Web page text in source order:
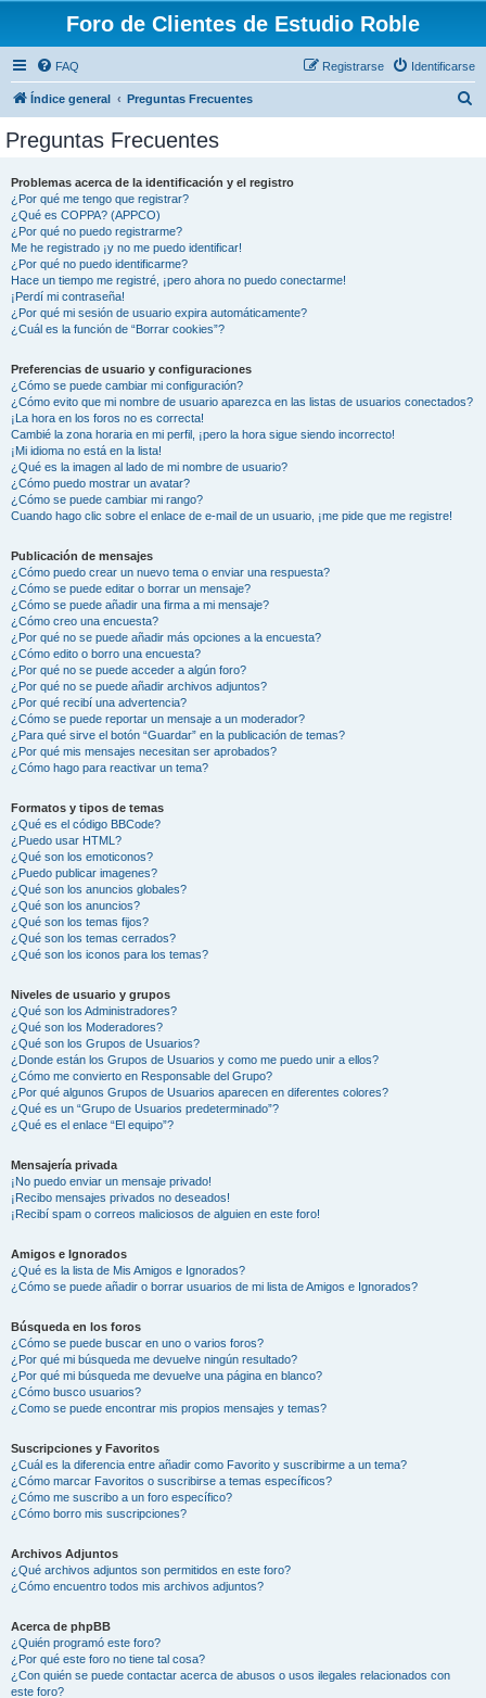
Foro de Clientes de Estudio Roble
FAQ Identificarse
Registrarse
Índice general Preguntas Frecuentes
Preguntas Frecuentes
Problemas acerca de la identificación y el registro
¿Por qué me tengo que registrar?
¿Qué es COPPA? (APPCO)
¿Por qué no puedo registrarme?
Me he registrado ¡y no me puedo identificar!
¿Por qué no puedo identificarme?
Hace un tiempo me registré, ¡pero ahora no puedo conectarme!
¡Perdí mi contraseña!
¿Por qué mi sesión de usuario expira automáticamente?
¿Cuál es la función de “Borrar cookies”?
Preferencias de usuario y configuraciones
¿Cómo se puede cambiar mi configuración?
¿Cómo evito que mi nombre de usuario aparezca en las listas de usuarios conectados?
¡La hora en los foros no es correcta!
Cambié la zona horaria en mi perfil, ¡pero la hora sigue siendo incorrecto!
¡Mi idioma no está en la lista!
¿Qué es la imagen al lado de mi nombre de usuario?
¿Cómo puedo mostrar un avatar?
¿Cómo se puede cambiar mi rango?
Cuando hago clic sobre el enlace de e-mail de un usuario, ¡me pide que me registre!
Publicación de mensajes
¿Cómo puedo crear un nuevo tema o enviar una respuesta?
¿Cómo se puede editar o borrar un mensaje?
¿Cómo se puede añadir una firma a mi mensaje?
¿Cómo creo una encuesta?
¿Por qué no se puede añadir más opciones a la encuesta?
¿Cómo edito o borro una encuesta?
¿Por qué no se puede acceder a algún foro?
¿Por qué no se puede añadir archivos adjuntos?
¿Por qué recibí una advertencia?
¿Cómo se puede reportar un mensaje a un moderador?
¿Para qué sirve el botón “Guardar” en la publicación de temas?
¿Por qué mis mensajes necesitan ser aprobados?
¿Cómo hago para reactivar un tema?
Formatos y tipos de temas
¿Qué es el código BBCode?
¿Puedo usar HTML?
¿Qué son los emoticonos?
¿Puedo publicar imagenes?
¿Qué son los anuncios globales?
¿Qué son los anuncios?
¿Qué son los temas fijos?
¿Qué son los temas cerrados?
¿Qué son los iconos para los temas?
Niveles de usuario y grupos
¿Qué son los Administradores?
¿Qué son los Moderadores?
¿Qué son los Grupos de Usuarios?
¿Donde están los Grupos de Usuarios y como me puedo unir a ellos?
¿Cómo me convierto en Responsable del Grupo?
¿Por qué algunos Grupos de Usuarios aparecen en diferentes colores?
¿Qué es un “Grupo de Usuarios predeterminado”?
¿Qué es el enlace “El equipo”?
Mensajería privada
¡No puedo enviar un mensaje privado!
¡Recibo mensajes privados no deseados!
¡Recibí spam o correos maliciosos de alguien en este foro!
Amigos e Ignorados
¿Qué es la lista de Mis Amigos e Ignorados?
¿Cómo se puede añadir o borrar usuarios de mi lista de Amigos e Ignorados?
Búsqueda en los foros
¿Cómo se puede buscar en uno o varios foros?
¿Por qué mi búsqueda me devuelve ningún resultado?
¿Por qué mi búsqueda me devuelve una página en blanco?
¿Cómo busco usuarios?
¿Como se puede encontrar mis propios mensajes y temas?
Suscripciones y Favoritos
¿Cuál es la diferencia entre añadir como Favorito y suscribirme a un tema?
¿Cómo marcar Favoritos o suscribirse a temas específicos?
¿Cómo me suscribo a un foro específico?
¿Cómo borro mis suscripciones?
Archivos Adjuntos
¿Qué archivos adjuntos son permitidos en este foro?
¿Cómo encuentro todos mis archivos adjuntos?
Acerca de phpBB
¿Quién programó este foro?
¿Por qué este foro no tiene tal cosa?
¿Con quién se puede contactar acerca de abusos o usos ilegales relacionados con
este foro?